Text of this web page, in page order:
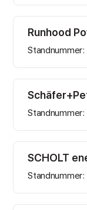
Runhood
Standnummer:
Standnummer:
SCHOLT
Standnummer: